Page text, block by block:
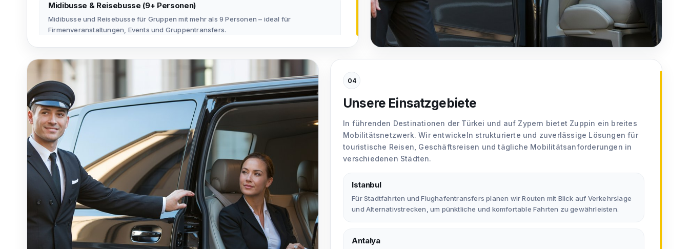
Midibusse & Reisebusse (9+ Personen)
Midibusse und Reisebusse für Gruppen mit mehr als 9 Personen – ideal für
Firmenveranstaltungen, Events und Gruppentransfers.
Leistungsumfang
Vom Transfer zu den Flughäfen Sabiha Gökçen und Istanbul über VIP- und Vito-
Transfers bis zu Chauffeurservice und Gruppentransfers – wir bieten Lösungen für
nahezu jedes Reiseszenario.
Erfahrung und Servicequalität
Dank unserer professionellen Fahrer sparen Fahrgäste Zeit und genießen gleichzeitig
eine sichere, komfortable Fahrt. Unser Serviceanspruch macht nicht nur den
Transport, sondern den gesamten Reiseablauf zu einem besonderen Erlebnis.
04
Unsere Einsatzgebiete
In führenden Destinationen der Türkei und auf Zypern bietet Zuppin ein breites
Mobilitätsnetzwerk. Wir entwickeln strukturierte und zuverlässige Lösungen für
touristische Reisen, Geschäftsreisen und tägliche Mobilitätsanforderungen in
verschiedenen Städten.
Istanbul
Für Stadtfahrten und Flughafentransfers planen wir Routen mit Blick auf Verkehrslage
und Alternativstrecken, um pünktliche und komfortable Fahrten zu gewährleisten.
Antalya